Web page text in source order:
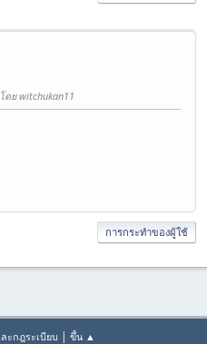
ดย witchukan11
การกระทำของผู้ใช้
ะกฎระเบียบ | ขึ้น ▲